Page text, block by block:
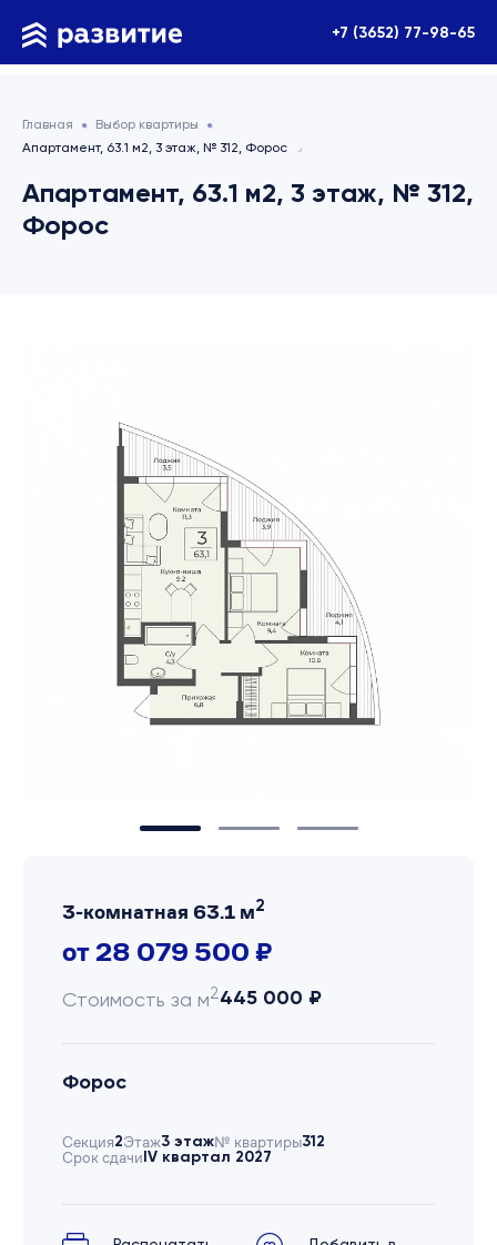
+7 (3652) 77-98-65
Главная
Выбор квартиры
Апартамент, 63.1 м2, 3 этаж, № 312, Форос
Апартамент, 63.1 м2, 3 этаж, № 312,
Форос
3-комнатная 63.1 м2
от 28 079 500 ₽
Стоимость за м2445 000 ₽
Форос
Секция2Этаж3 этаж№ квартиры312
Срок сдачиIV квартал 2027